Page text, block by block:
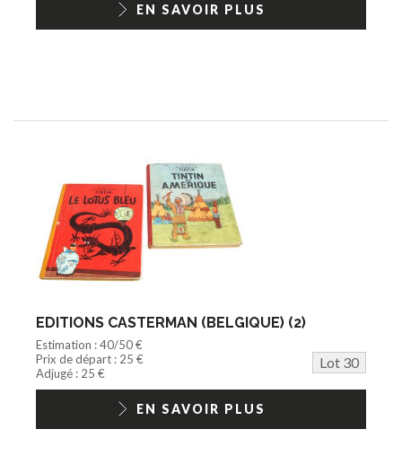
EN SAVOIR PLUS
EDITIONS CASTERMAN (BELGIQUE) (2)
Estimation : 40/50 €
Prix de départ : 25 €
Lot 30
Adjugé : 25 €
EN SAVOIR PLUS